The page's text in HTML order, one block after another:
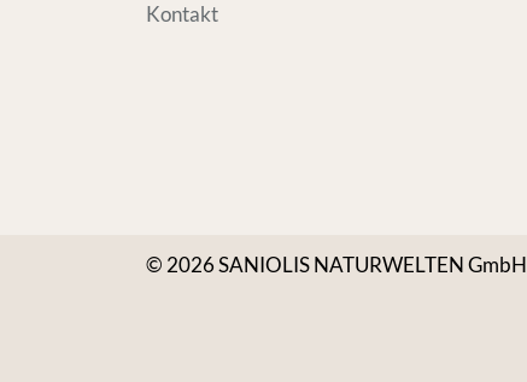
Kontakt
© 2026 SANIOLIS NATURWELTEN GmbH